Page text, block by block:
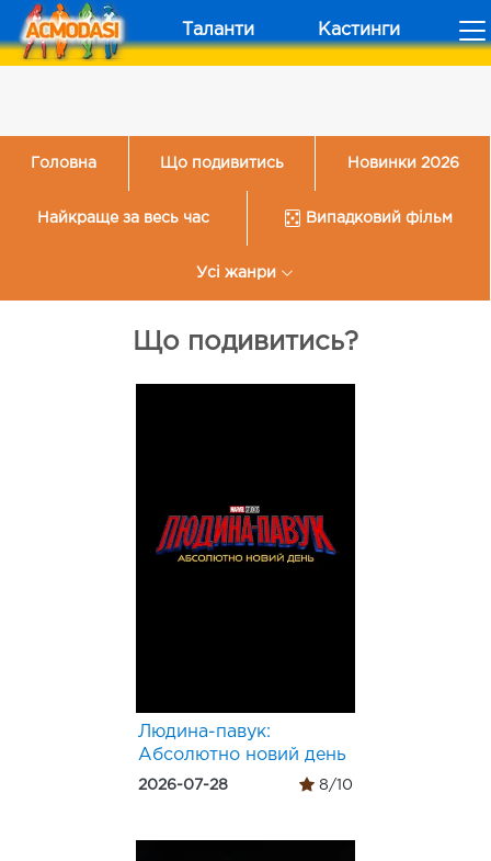
Таланти Кастинги
Головна Що подивитись Новинки 2026
Найкраще за весь час Випадковий фільм
Усі жанри
Що подивитись?
Людина-павук:
Абсолютно новий день
2026-07-28 8/10